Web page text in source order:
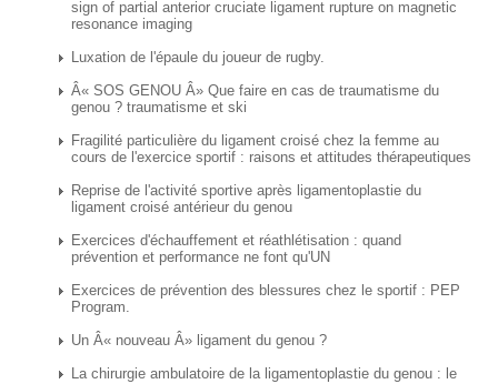
sign of partial anterior cruciate ligament rupture on magnetic
resonance imaging
Luxation de l'épaule du joueur de rugby.
Â« SOS GENOU Â» Que faire en cas de traumatisme du
genou ? traumatisme et ski
Fragilité particulière du ligament croisé chez la femme au
cours de l'exercice sportif : raisons et attitudes thérapeutiques
Reprise de l'activité sportive après ligamentoplastie du
ligament croisé antérieur du genou
Exercices d'échauffement et réathlétisation : quand
prévention et performance ne font qu'UN
Exercices de prévention des blessures chez le sportif : PEP
Program.
Un Â« nouveau Â» ligament du genou ?
La chirurgie ambulatoire de la ligamentoplastie du genou : le